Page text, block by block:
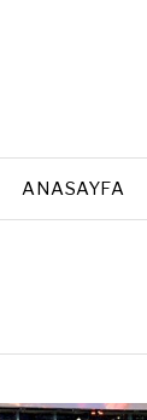
ANASAYFA